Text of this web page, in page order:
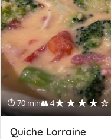
⏱ 70 min👥 4★★★★☆
Quiche Lorraine